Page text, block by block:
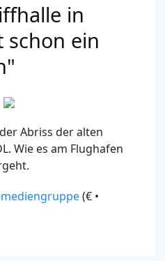
in
schon ein
Abriss der alten
Wie es am Flughafen
(€ •